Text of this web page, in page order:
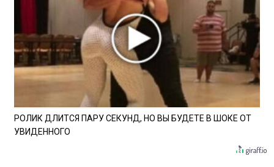
РОЛИК ДЛИТСЯ ПАРУ СЕКУНД, НО ВЫ БУДЕТЕ В ШОКЕ ОТ
УВИДЕННОГО